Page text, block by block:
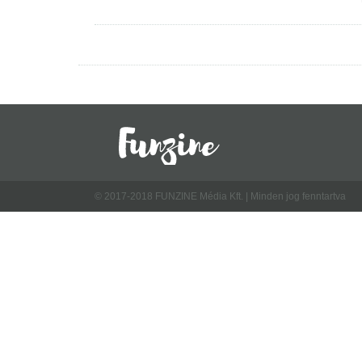
© 2017-2018 FUNZINE Média Kft. | Minden jog fenntartva